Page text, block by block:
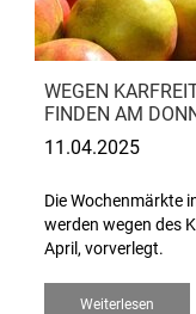
WEGEN
FINDEN AM
11.04.2025
Die Wochenmärkte
werden wegen des
April, vorverlegt.
Weiterlesen